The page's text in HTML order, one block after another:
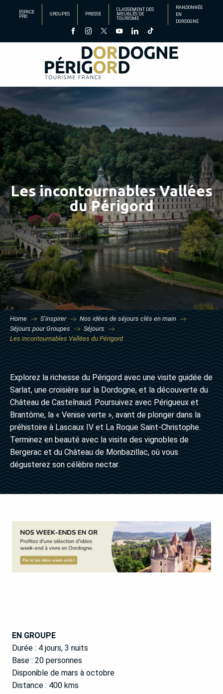
principal
ESPACE
PRO
GROUPES PRESSE
CLASSEMENT DES
MEUBLÉS DE
TOURISME
RANDONNÉE
EN
DORDOGNE
Les incontournables Vallées
du Périgord
Home S’inspirer
Nos idées de séjours clés en main
Séjours pour Groupes
Séjours
Les incontournables Vallées du Périgord
Explorez la richesse du Périgord avec une visite guidée de
Sarlat, une croisière sur la Dordogne, et la découverte du
Château de Castelnaud. Poursuivez avec Périgueux et
Brantôme, la « Venise verte », avant de plonger dans la
préhistoire à Lascaux IV et La Roque Saint-Christophe.
Terminez en beauté avec la visite des vignobles de
Bergerac et du Château de Monbazillac, où vous
dégusterez son célèbre nectar.
EN GROUPE
Durée : 4 jours, 3 nuits
Base : 20 personnes
Disponible de mars à octobre
Distance : 400 kms